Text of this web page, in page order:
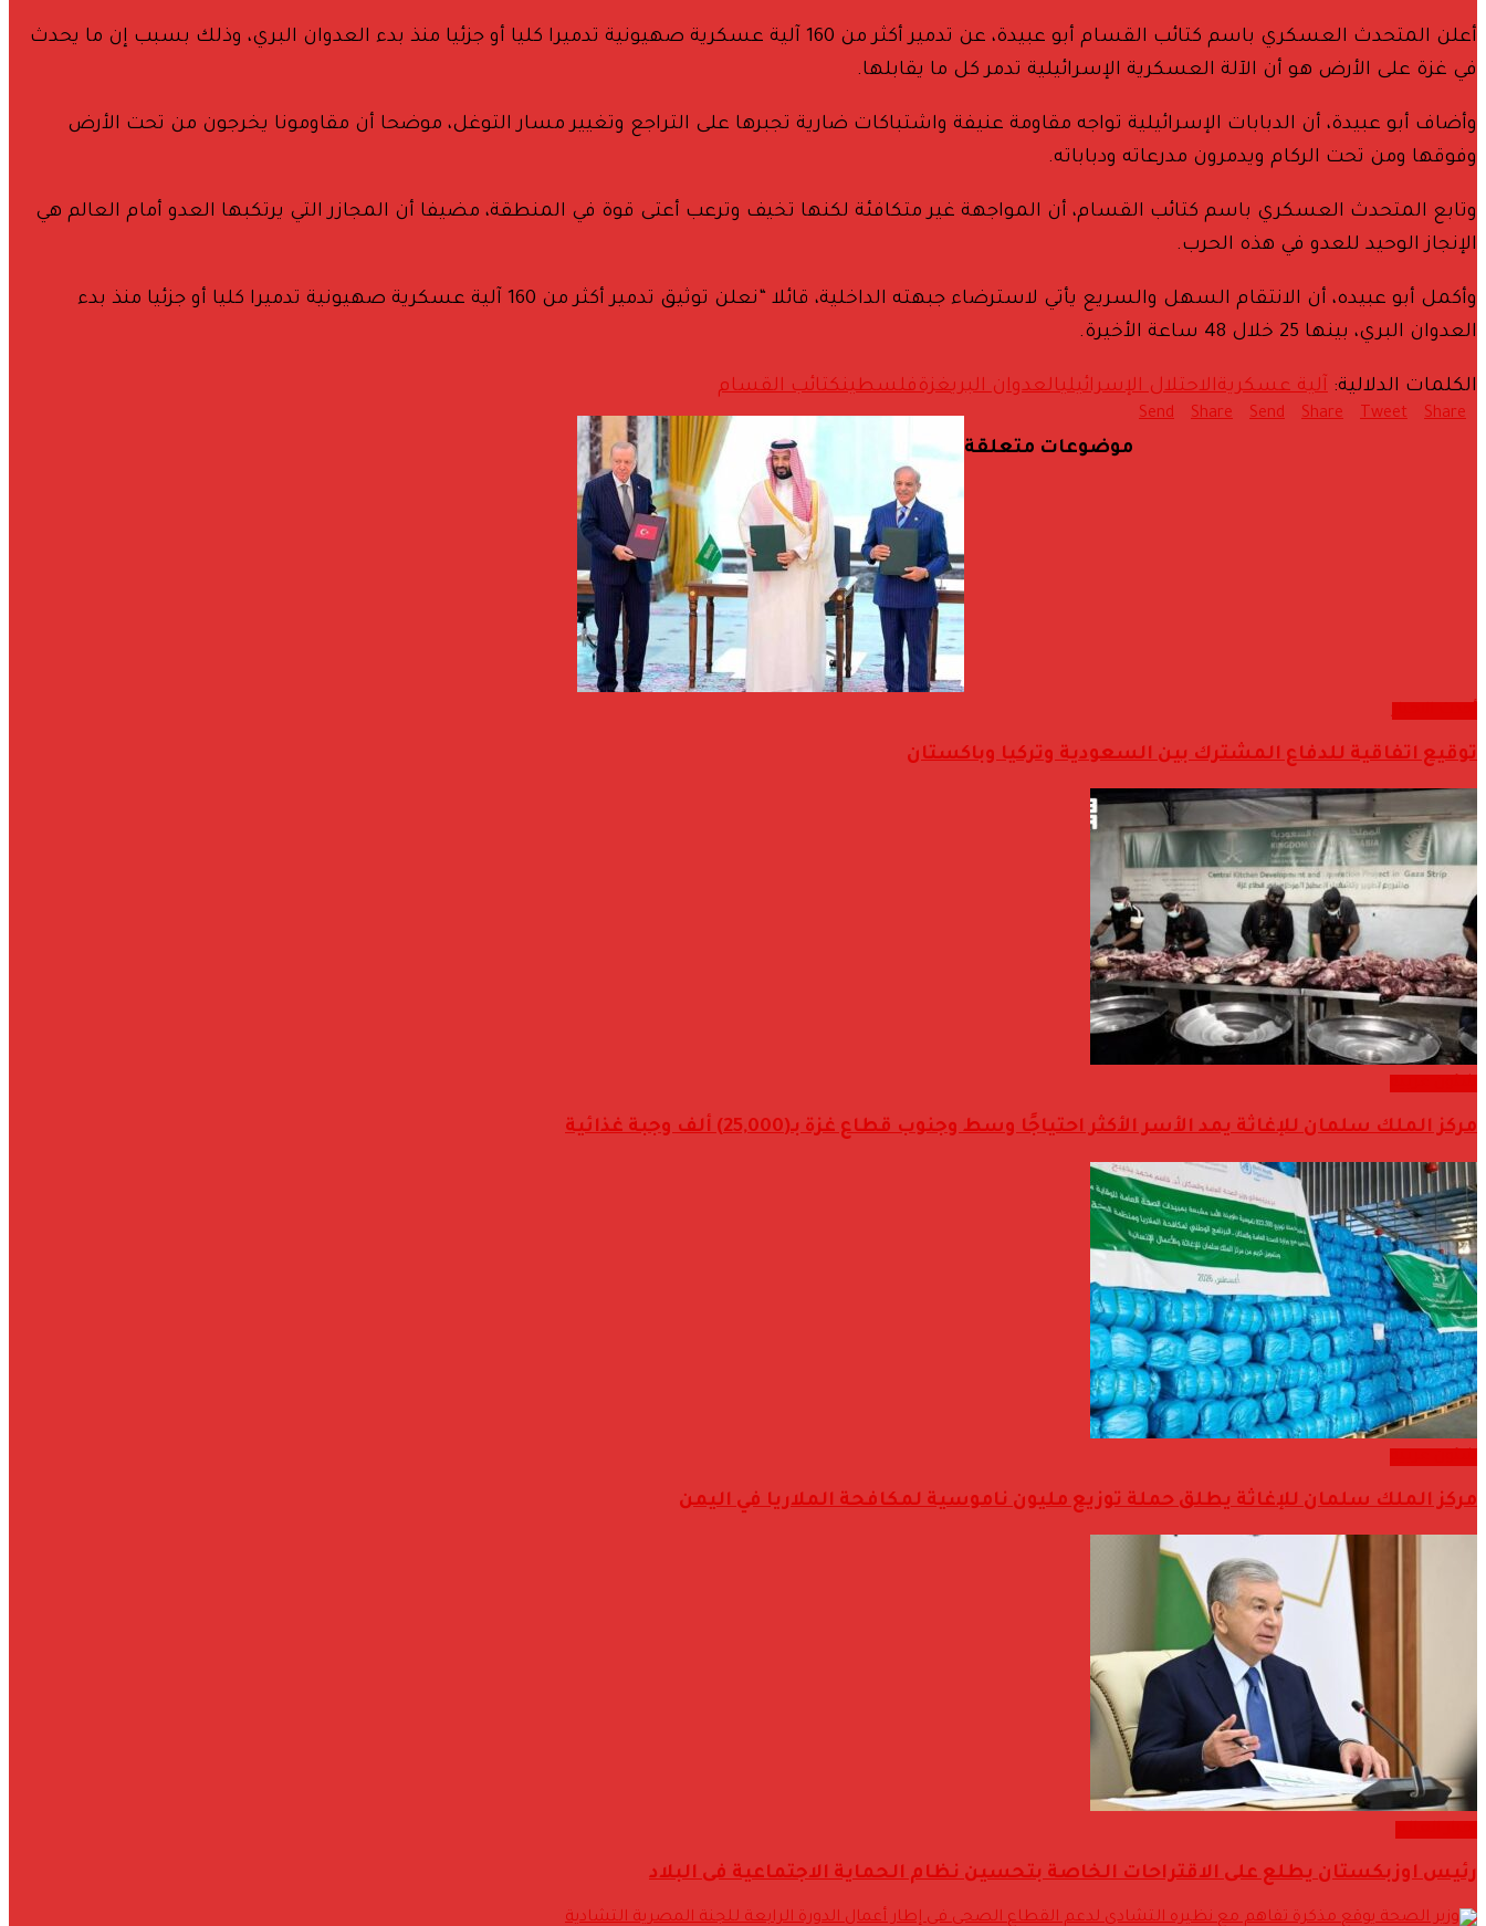
أعلن المتحدث العسكري باسم كتائب القسام أبو عبيدة، عن تدمير أكثر من 160 آلية عسكرية صهيونية تدميرا كليا أو جزئيا منذ بدء العدوان البري، وذلك بسبب إن ما يحدث
في غزة على الأرض هو أن الآلة العسكرية الإسرائيلية تدمر كل ما يقابلها.
وأضاف أبو عبيدة، أن الدبابات الإسرائيلية تواجه مقاومة عنيفة واشتباكات ضارية تجبرها على التراجع وتغيير مسار التوغل، موضحا أن مقاومونا يخرجون من تحت الأرض
وفوقها ومن تحت الركام ويدمرون مدرعاته ودباباته.
وتابع المتحدث العسكري باسم كتائب القسام، أن المواجهة غير متكافئة لكنها تخيف وترعب أعتى قوة في المنطقة، مضيفا أن المجازر التي يرتكبها العدو أمام العالم هي
الإنجاز الوحيد للعدو في هذه الحرب.
وأكمل أبو عبيده، أن الانتقام السهل والسريع يأتي لاسترضاء جبهته الداخلية، قائلا “نعلن توثيق تدمير أكثر من 160 آلية عسكرية صهيونية تدميرا كليا أو جزئيا منذ بدء
العدوان البري، بينها 25 خلال 48 ساعة الأخيرة.
الكلمات الدلالية: آلية عسكريةالاحتلال الإسرائيليالعدوان البريغزةفلسطينكتائب القسام
Share
Tweet
Share
Send
Share
Send
موضوعات متعلقة
توقيع اتفاقية للدفاع المشترك بين السعودية وتركيا وباكستان
مركز الملك سلمان للإغاثة يمد الأسر الأكثر احتياجًا وسط وجنوب قطاع غزة بـ(25,000) ألف وجبة غذائية
مركز الملك سلمان للإغاثة يطلق حملة توزيع مليون ناموسية لمكافحة الملاريا في اليمن
رئيس اوزبكستان يطلع على الاقتراحات الخاصة بتحسين نظام الحماية الاجتماعية فى البلاد